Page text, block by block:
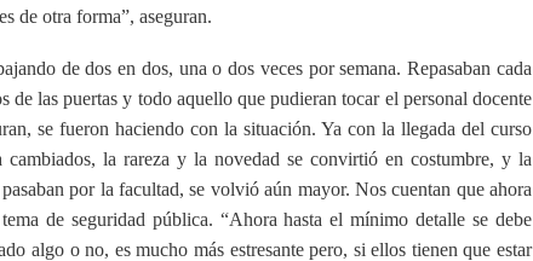
de otra forma”, aseguran.
de dos en dos, una o dos veces por semana. Repasaban cada
de las puertas y todo aquello que pudieran tocar el personal docente
se fueron haciendo con la situación. Ya con la llegada del curso
la rareza y la novedad se convirtió en costumbre, y la
por la facultad, se volvió aún mayor. Nos cuentan que ahora
de seguridad pública. “Ahora hasta el mínimo detalle se debe
algo o no, es mucho más estresante pero, si ellos tienen que estar